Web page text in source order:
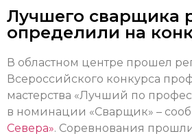
Лучшего сварщика
определили на
В областном центре прошел
Всероссийского конкурса
мастерства «Лучший по
в номинации «Сварщик» –
Севера». Соревнования